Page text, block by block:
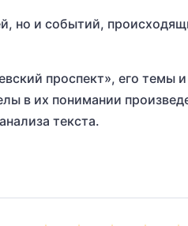
но и событий,
проспект», его темы и
в их понимании
текста.